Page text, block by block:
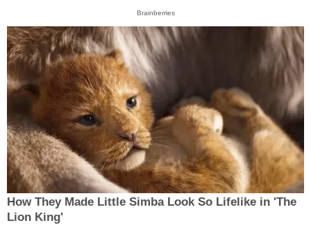
Brainberries
How They Made Little Simba Look So Lifelike in 'The
Lion King'